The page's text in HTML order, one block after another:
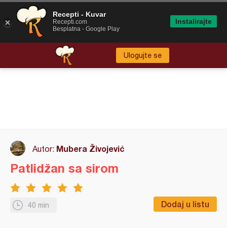
Ulogujte se
Autor: Mubera Živojević
40 min Dodaj u listu
Patlidžan sa sirom
Recepti - Kuvar
Recepti.com
Besplatna - Google Play
Instalirajte